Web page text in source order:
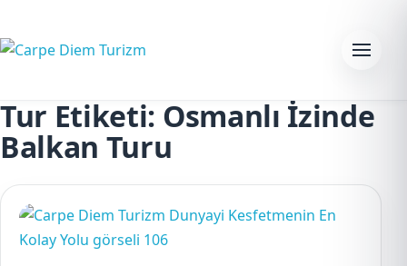
Menu
Tur Etiketi: Osmanlı İzinde
Balkan Turu